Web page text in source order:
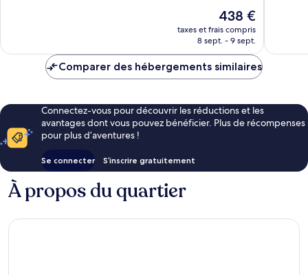
Le
nouveau
prix
de
438 €
taxes et frais compris
8 sept. - 9 sept.
Comparer des hébergements similaires
Connectez-vous pour découvrir les réductions et les
avantages dont vous pouvez bénéficier. Plus de récompenses
pour plus d’aventures !
Se connecter S’inscrire gratuitement
À propos du quartier